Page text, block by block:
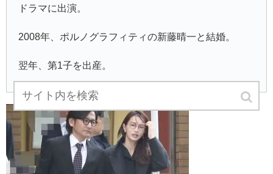
ドラマに出演。
2008年、ポルノグラフィティの新藤晴一と結婚。
翌年、第1子を出産。